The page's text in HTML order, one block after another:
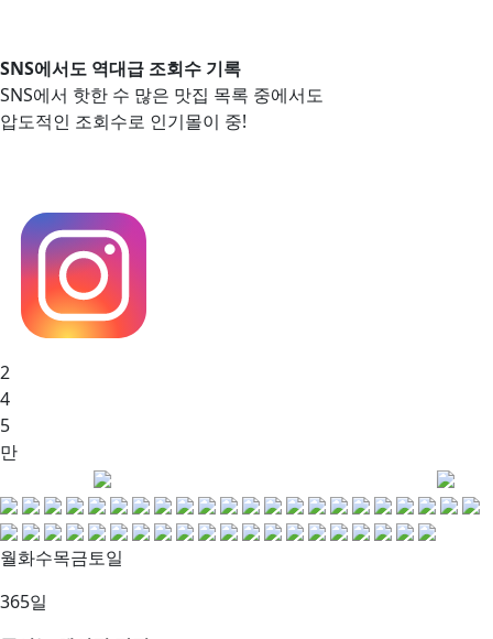
SNS에서도 역대급 조회수 기록
SNS에서 핫한 수 많은 맛집 목록 중에서도
압도적인 조회수로 인기몰이 중!
2
4
5
만
월화수목금토일
365일